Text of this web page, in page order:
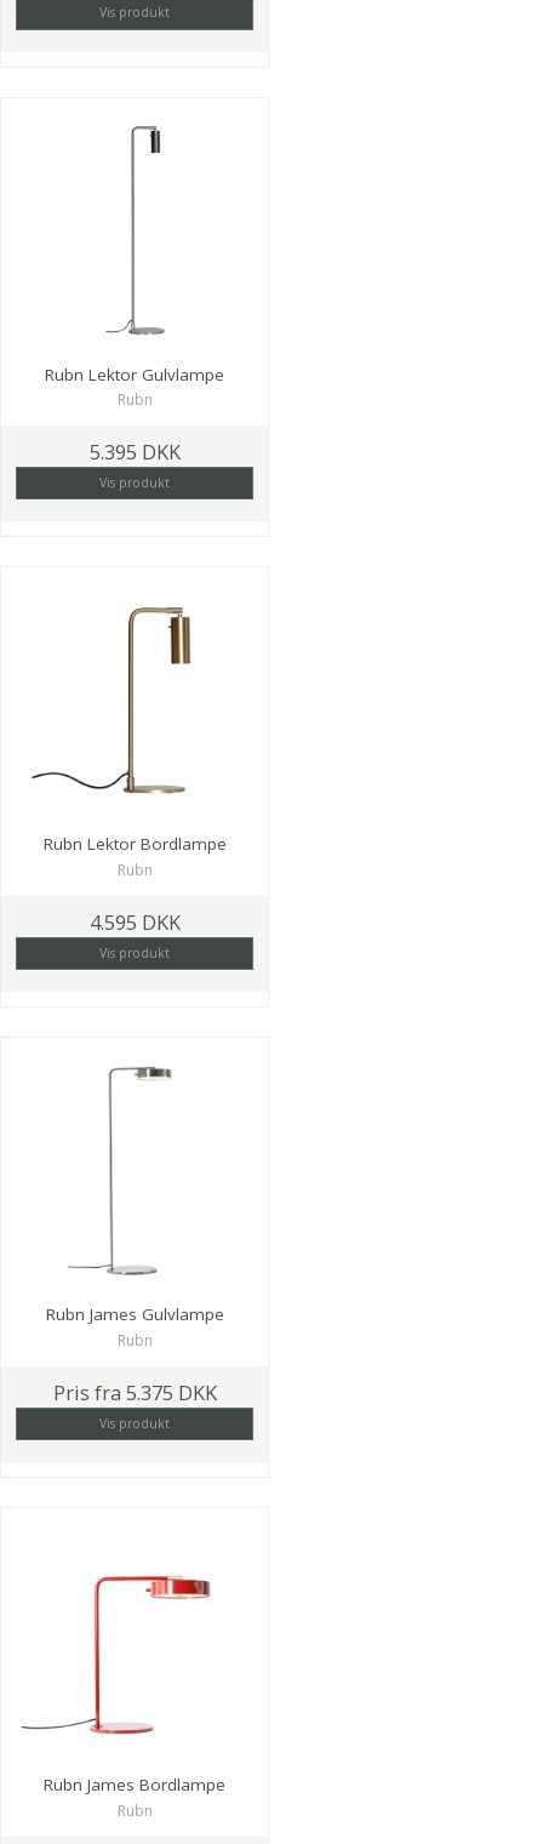
Vis produkt
Rubn Lektor Gulvlampe
Rubn
5.395 DKK
Vis produkt
Rubn Lektor Bordlampe
Rubn
4.595 DKK
Vis produkt
Rubn James Gulvlampe
Rubn
Pris fra 5.375 DKK
Vis produkt
Rubn James Bordlampe
Rubn